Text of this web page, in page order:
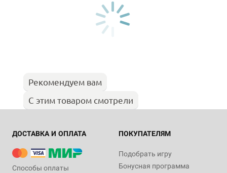
Рекомендуем вам
С этим товаром смотрели
ДОСТАВКА И ОПЛАТА
Способы оплаты
ПОКУПАТЕЛЯМ
Подобрать игру
Бонусная программа